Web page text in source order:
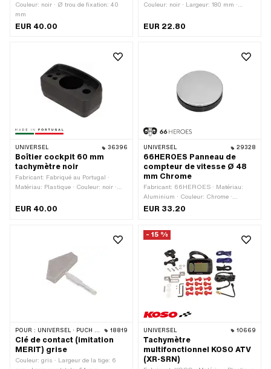
Couleur: noir · Ø trou de fixation: 40
mm
EUR 40.00
Couleur: noir · Largeur: 180 mm ·
mm
EUR 22.80
UNIVERSEL 36396
Boîtier cockpit 60 mm
tachymètre noir
Fabricant: Fabriqué au Portugal ·
Matériau: Plastique · Couleur: noir ·
mm · Hauteur: 80 mm · Enregistrement
EUR 40.00
UNIVERSEL 29328
66HEROES Panneau de
compteur de vitesse Ø 48
mm Chrome
Fabricant: 66HEROES · Matériau:
Aluminium · Couleur: Chrome ·
Surface: chromé · Ø trou de fixation: 48
EUR 33.20
POUR : UNIVERSEL · PUCH · SACHS · ZÜNDAPP BELMONDO 18819
Clé de contact (imitation
MERIT) grise
Couleur: gris · Largeur de la tige: 6
- 15 %
UNIVERSEL 10669
Tachymètre
multifonctionnel KOSO ATV
(XR-SRN)